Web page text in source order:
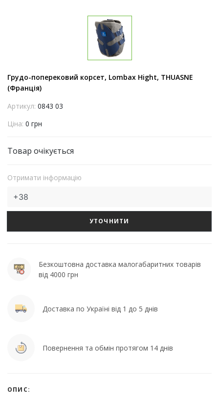
Грудо-поперековий корсет, Lombax Hight, THUASNE
(Франція)
Артикул: 0843 03
Ціна: 0 грн
Товар очікується
Отримати інформацію
УТОЧНИТИ
Безкоштовна доставка малогабаритних товарів
від 4000 грн
Доставка по Україні від 1 до 5 днів
Повернення та обмін протягом 14 днів
ОПИС: